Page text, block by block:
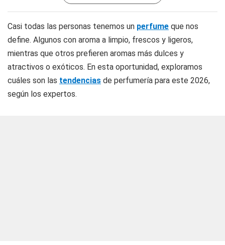
Casi todas las personas tenemos un perfume que nos
define. Algunos con aroma a limpio, frescos y ligeros,
mientras que otros prefieren aromas más dulces y
atractivos o exóticos. En esta oportunidad, exploramos
cuáles son las tendencias de perfumería para este 2026,
según los expertos.